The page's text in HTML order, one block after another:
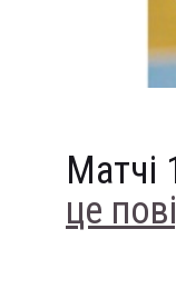
Матчі
це